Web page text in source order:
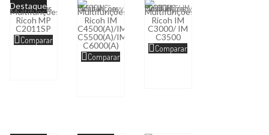
Destaque
Multifunções
Ricoh MP
C2011SP
Comparar
Multifunções
Ricoh IM
C4500(A)/IM
C5500(A)/IM
C6000(A)
Comparar
Multifunções
Ricoh IM
C3000/ IM
C3500
Comparar